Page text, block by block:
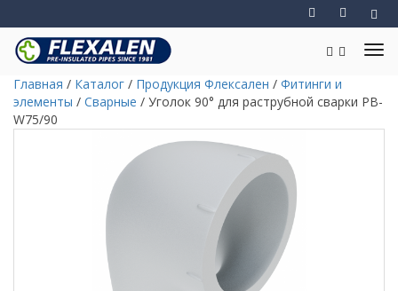
Главная / Каталог / Продукция Флексален / Фитинги и
элементы / Сварные / Уголок 90° для раструбной сварки PB-
W75/90